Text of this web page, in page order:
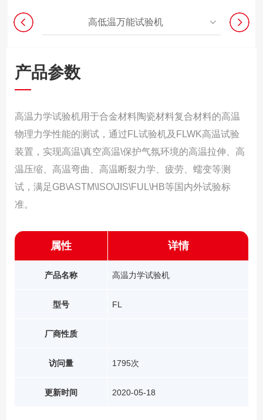
高低温万能试验机
产品参数
高温力学试验机用于合金材料陶瓷材料复合材料的高温
物理力学性能的测试，通过FL试验机及FLWK高温试验
装置，实现高温\真空高温\保护气氛环境的高温拉伸、高
温压缩、高温弯曲、高温断裂力学、疲劳、蠕变等测
试，满足GB\ASTM\ISO\JIS\FUL\HB等国内外试验标
准。
属性
产品名称
型号
厂商性质
访问量
更新时间
详情
高温力学试验机
FL
1795次
2020-05-18